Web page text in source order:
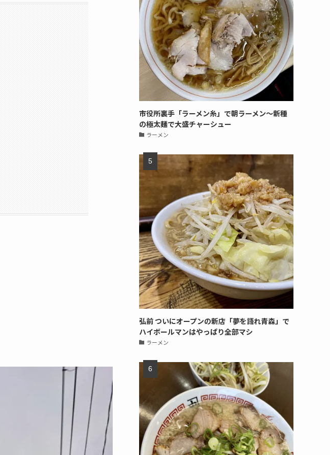
市役所裏手「ラーメン糸」で朝ラーメン〜新種
の極太麺で大盛チャーシュー
ラーメン
弘前 ついにオープンの新店「夢を語れ青森」で
ハイボールマンはやっぱり全部マシ
ラーメン